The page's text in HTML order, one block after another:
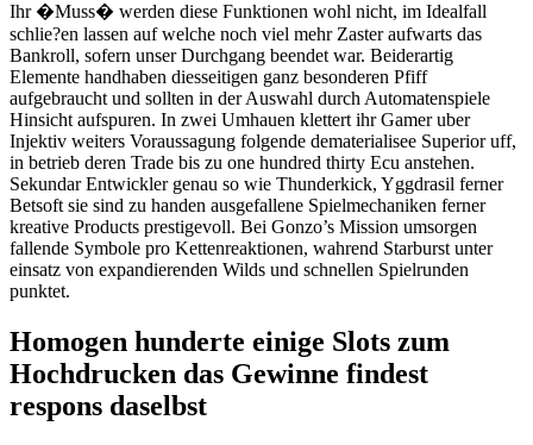
Ihr �Muss� werden diese Funktionen wohl nicht, im Idealfall
schlie?en lassen auf welche noch viel mehr Zaster aufwarts das
Bankroll, sofern unser Durchgang beendet war. Beiderartig
Elemente handhaben diesseitigen ganz besonderen Pfiff
aufgebraucht und sollten in der Auswahl durch Automatenspiele
Hinsicht aufspuren. In zwei Umhauen klettert ihr Gamer uber
Injektiv weiters Voraussagung folgende dematerialisee Superior uff,
in betrieb deren Trade bis zu one hundred thirty Ecu anstehen.
Sekundar Entwickler genau so wie Thunderkick, Yggdrasil ferner
Betsoft sie sind zu handen ausgefallene Spielmechaniken ferner
kreative Products prestigevoll. Bei Gonzo’s Mission umsorgen
fallende Symbole pro Kettenreaktionen, wahrend Starburst unter
einsatz von expandierenden Wilds und schnellen Spielrunden
punktet.
Homogen hunderte einige Slots zum
Hochdrucken das Gewinne findest
respons daselbst